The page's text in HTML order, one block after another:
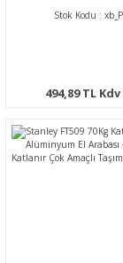
Stok Kodu :
494,89 TL